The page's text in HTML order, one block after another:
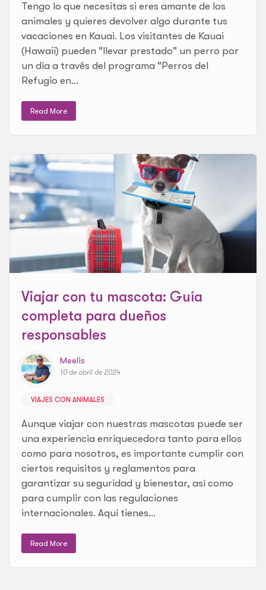
Tengo lo que necesitas si eres amante de los
animales y quieres devolver algo durante tus
vacaciones en Kauai. Los visitantes de Kauai
(Hawaii) pueden "llevar prestado" un perro por
un día a través del programa "Perros del
Refugio en...
Read More
Viajar con tu mascota: Guía
completa para dueños
responsables
Meelis
10 de abril de 2024
VIAJES CON ANIMALES
Aunque viajar con nuestras mascotas puede ser
una experiencia enriquecedora tanto para ellos
como para nosotros, es importante cumplir con
ciertos requisitos y reglamentos para
garantizar su seguridad y bienestar, así como
para cumplir con las regulaciones
internacionales. Aquí tienes...
Read More